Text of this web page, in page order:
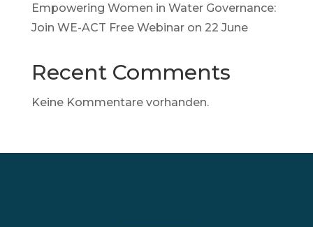
Empowering Women in Water Governance:
Join WE-ACT Free Webinar on 22 June
Recent Comments
Keine Kommentare vorhanden.